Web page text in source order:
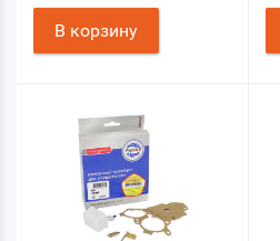
В корзину